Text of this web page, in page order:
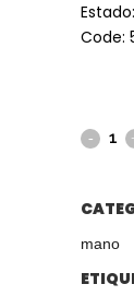
Code:
mano